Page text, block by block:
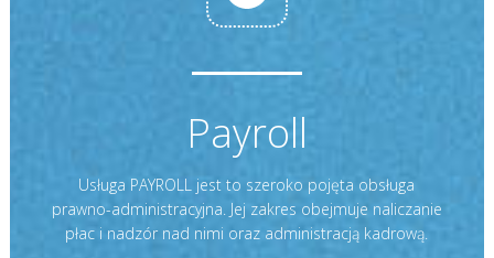
Payroll
Usługa PAYROLL jest to szeroko pojęta obsługa
prawno-administracyjna. Jej zakres obejmuje naliczanie
płac i nadzór nad nimi oraz administracją kadrową.